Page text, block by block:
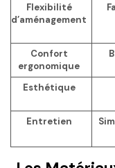
Flexibilité
d’aménagement
Confort
ergonomique
Esthétique
Entretien